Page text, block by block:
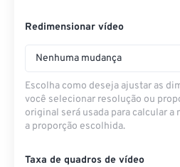
Redimensionar vídeo
Nenhuma mudança
Escolha como deseja ajustar as
você selecionar resolução ou
original será usada para calcular a
a proporção escolhida.
Taxa de quadros de vídeo